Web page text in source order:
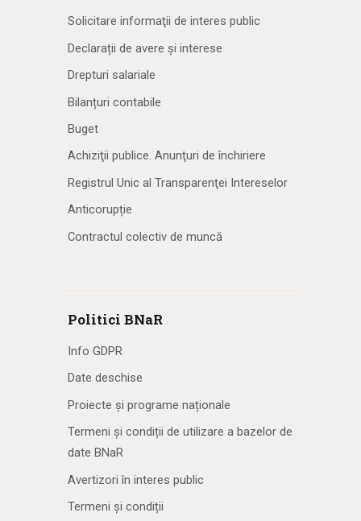
Solicitare informaţii de interes public
Declarații de avere și interese
Drepturi salariale
Bilanțuri contabile
Buget
Achiziţii publice. Anunţuri de închiriere
Registrul Unic al Transparenţei Intereselor
Anticorupție
Contractul colectiv de muncă
Politici BNaR
Info GDPR
Date deschise
Proiecte și programe naționale
Termeni și condiții de utilizare a bazelor de
date BNaR
Avertizori în interes public
Termeni și condiții